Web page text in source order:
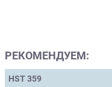
РЕКОМЕНДУЕМ:
HST 359